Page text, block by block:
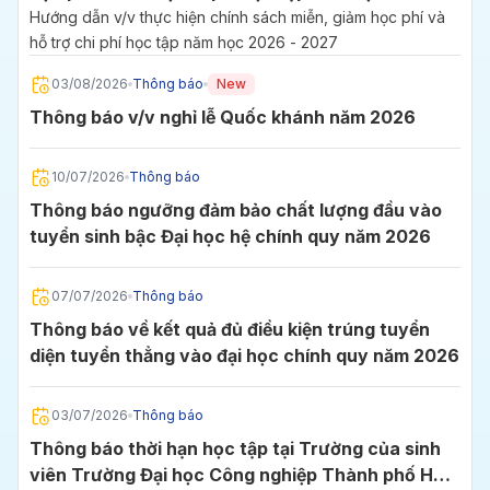
2027
Hướng dẫn v/v thực hiện chính sách miễn, giảm học phí và
hỗ trợ chi phí học tập năm học 2026 - 2027
03/08/2026 Thông báo New
Thông báo v/v nghỉ lễ Quốc khánh năm 2026
10/07/2026 Thông báo
Thông báo ngưỡng đảm bảo chất lượng đầu vào
tuyển sinh bậc Đại học hệ chính quy năm 2026
07/07/2026 Thông báo
Thông báo về kết quả đủ điều kiện trúng tuyển
diện tuyển thẳng vào đại học chính quy năm 2026
03/07/2026 Thông báo
Thông báo thời hạn học tập tại Trường của sinh
viên Trường Đại học Công nghiệp Thành phố Hồ